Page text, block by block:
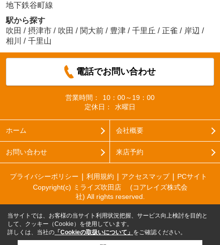
地下鉄谷町線
駅から探す
吹田 / 摂津市 / 吹田 / 関大前 / 豊津 / 千里丘 / 正雀 / 岸辺 /
相川
/ 千里山
電話でお問い合わせ
営業時間：
10：00～19：00
定休日：
水曜日
ホーム 会社概要
お問い合わせ 来店予約
プライバシーポリシー 利用規約 アクセスマップ
PCサイト
Copyright(c) ミライズ吹田店 (コアレイズ株式会
社) All rights reserved.
当サイトでは、お客様の当サイト利用状況把握、サービス向上検討を目的と
して、クッキー（Cookie）を使用しています。
詳しくは、当社の 「Cookieの取扱いについて」 をご確認ください。